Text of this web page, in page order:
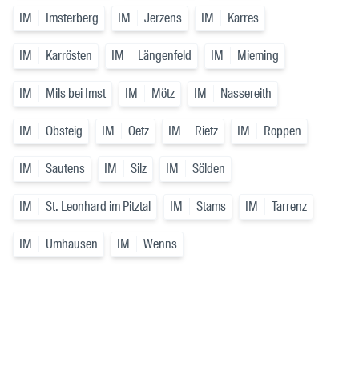
IM Imsterberg IM Jerzens IM Karres
IM Karrösten IM Längenfeld IM Mieming
IM Mils bei Imst IM Mötz IM Nassereith
IM Obsteig IM Oetz IM Rietz IM Roppen
IM Sautens IM Silz IM Sölden
IM St. Leonhard im Pitztal IM Stams IM Tarrenz
IM Umhausen IM Wenns